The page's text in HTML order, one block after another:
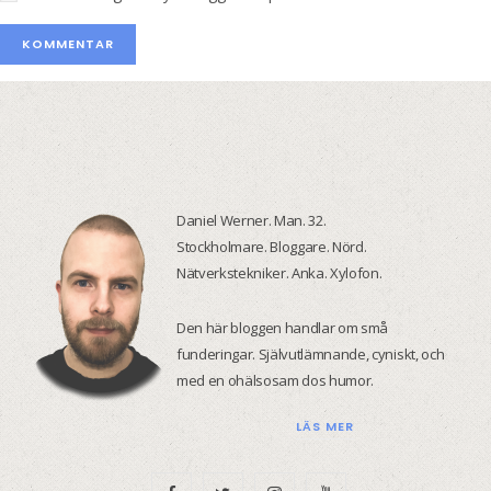
Daniel Werner. Man. 32.
Stockholmare. Bloggare. Nörd.
Nätverkstekniker. Anka. Xylofon.
Den här bloggen handlar om små
funderingar. Självutlämnande, cyniskt, och
med en ohälsosam dos humor.
LÄS MER